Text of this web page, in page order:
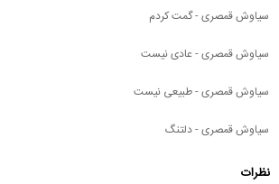
سیاوش قمصری - گمت کردم
سیاوش قمصری - عادی نیست
سیاوش قمصری - طبیعی نیست
سیاوش قمصری - دلتنگ
نظرات